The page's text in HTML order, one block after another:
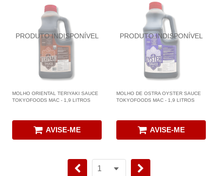
MOLHO ORIENTAL TERIYAKI SAUCE
TOKYOFOODS MAC - 1,9 LITROS
AVISE-ME
MOLHO DE OSTRA OYSTER SAUCE
TOKYOFOODS MAC - 1,9 LITROS
AVISE-ME